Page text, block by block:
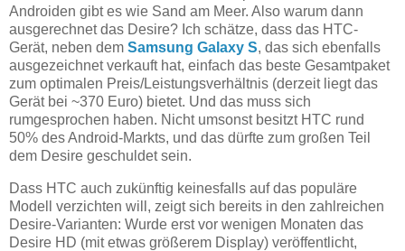
Androiden gibt es wie Sand am Meer. Also warum dann
ausgerechnet das Desire? Ich schätze, dass das HTC-
Gerät, neben dem Samsung Galaxy S, das sich ebenfalls
ausgezeichnet verkauft hat, einfach das beste Gesamtpaket
zum optimalen Preis/Leistungsverhältnis (derzeit liegt das
Gerät bei ~370 Euro) bietet. Und das muss sich
rumgesprochen haben. Nicht umsonst besitzt HTC rund
50% des Android-Markts, und das dürfte zum großen Teil
dem Desire geschuldet sein.
Dass HTC auch zukünftig keinesfalls auf das populäre
Modell verzichten will, zeigt sich bereits in den zahlreichen
Desire-Varianten: Wurde erst vor wenigen Monaten das
Desire HD (mit etwas größerem Display) veröffentlicht,